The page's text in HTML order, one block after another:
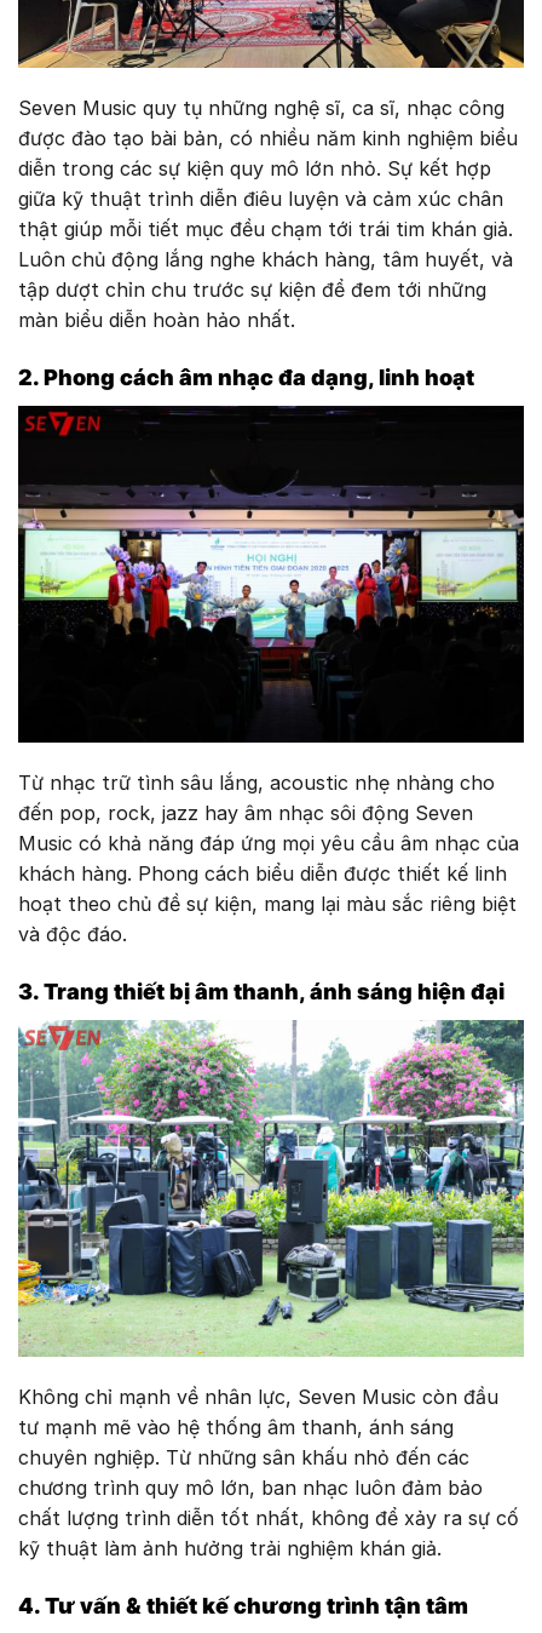
Seven Music quy tụ những nghệ sĩ, ca sĩ, nhạc công
được đào tạo bài bản, có nhiều năm kinh nghiệm biểu
diễn trong các sự kiện quy mô lớn nhỏ. Sự kết hợp
giữa kỹ thuật trình diễn điêu luyện và cảm xúc chân
thật giúp mỗi tiết mục đều chạm tới trái tim khán giả.
Luôn chủ động lắng nghe khách hàng, tâm huyết, và
tập dượt chỉn chu trước sự kiện để đem tới những
màn biểu diễn hoàn hảo nhất.
2. Phong cách âm nhạc đa dạng, linh hoạt
Từ nhạc trữ tình sâu lắng, acoustic nhẹ nhàng cho
đến pop, rock, jazz hay âm nhạc sôi động Seven
Music có khả năng đáp ứng mọi yêu cầu âm nhạc của
khách hàng. Phong cách biểu diễn được thiết kế linh
hoạt theo chủ đề sự kiện, mang lại màu sắc riêng biệt
và độc đáo.
3. Trang thiết bị âm thanh, ánh sáng hiện đại
Không chỉ mạnh về nhân lực, Seven Music còn đầu
tư mạnh mẽ vào hệ thống âm thanh, ánh sáng
chuyên nghiệp. Từ những sân khấu nhỏ đến các
chương trình quy mô lớn, ban nhạc luôn đảm bảo
chất lượng trình diễn tốt nhất, không để xảy ra sự cố
kỹ thuật làm ảnh hưởng trải nghiệm khán giả.
4. Tư vấn & thiết kế chương trình tận tâm